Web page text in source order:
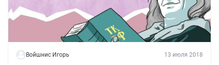
Войшнис Игорь 13 июля 2018